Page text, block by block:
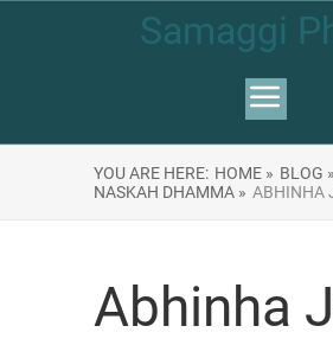
Samaggi
YOU ARE HERE: HOME » BLOG »
NASKAH DHAMMA » ABHINHA
Abhinha